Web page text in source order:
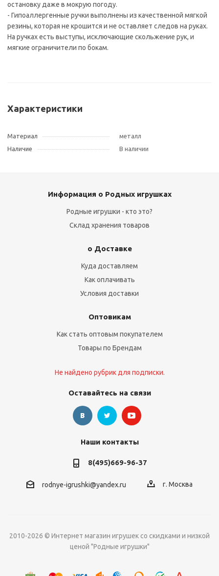
остановку даже в мокрую погоду.
- Гипоаллергенные ручки выполнены из качественной мягкой
резины, которая не крошится и не оставляет следов на руках.
На ручках есть выступы, исключающие скольжение рук, и
мягкие ограничители по бокам.
Характеристики
Материал
металл
Наличие
В наличии
Информация о Родных игрушках
Родные игрушки - кто это?
Склад хранения товаров
о Доставке
Куда доставляем
Как оплачивать
Условия доставки
Оптовикам
Как стать оптовым покупателем
Товары по Брендам
Не найдено рубрик для подписки.
Оставайтесь на связи
Наши контакты
8(495)669-96-37
rodnye-igrushki@yandex.ru г. Москва
2010-2026 © Интернет магазин игрушек со скидками и низкой
ценой "Родные игрушки"